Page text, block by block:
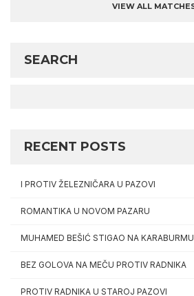
VIEW ALL
SEARCH
RECENT POSTS
I PROTIV ŽELEZNIČARA U PAZOVI
ROMANTIKA U NOVOM PAZARU
MUHAMED BEŠIĆ STIGAO NA KARABURMU
BEZ GOLOVA NA MEČU PROTIV RADNIKA
PROTIV RADNIKA U STAROJ PAZOVI